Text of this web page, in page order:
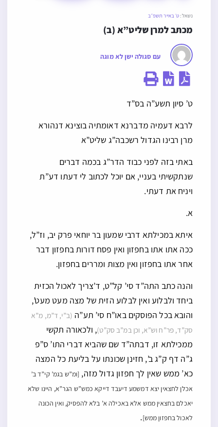
נשאל: ט׳ באייר תשפ״ב
מכתב למרן שליט”א (ב)
עם סגולה ישן לא מוגה
ט’ סיון תשע”ה בס”ד
לרבא דעמיה מדברנא דאומתיה בוצינא דנהורא
מרן רבינו הגדול רשכבה”ג שליט”א
באתי בזה לפני כבוד הדר”ג בכמה דברים
שנתקשיתי בעניי, אם יוכל לכתוב לי דעתו דע”ת
ויניח את דעתי.
א.
איתא במכילתא דרבי שמעון בר יוחאי פרק יב, וז”ל,
ככה אתו אתו בחפזון ואין פסח דורות בחפזון דבר
אחר אתו בחפזון ואין מצות ומררים בחפזון.
והנה כתב התה”ד סי’ קל”ט, ד’צריך לאכול הכזית
ביחד ולבלוע ואין לבלוע הזית של מצה מעט מעט’,
והובא בכל הפוסקים באו”ח סי’ תע”ה (ב”י, ד”מ, מ”א
סק”ד, פר”ח וש”א, וכן במ”ב סק”ט), ולכאורה תקשי
ממכילתא זו, דבתה”ד שם שהביא דברי התו’ ס”פ
ג”ה דף ק”ג ב’, חזינן שכונתו על בליעת כל המצה
כא’ ממש שאין לך חפזון גדול מזה, [ומ”ש בגמ’ קי”ד ב’
אכלן לחצאין יצא דמשמע דיעבד דייקא כמש”ש הגר”א, היינו שלא
יאכלם בחצאין ממש אלא באכילה א’ בלא להפסיק, ואין הכונה
לאכול בחפזון ממש].